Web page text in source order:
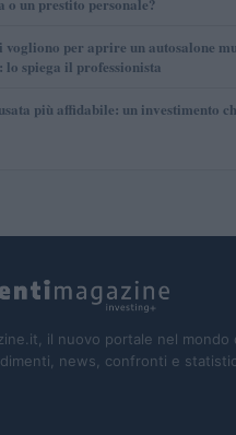
vogliono per aprire un autosalone
lo spiega il professionista
più affidabile: un investimento
il nuovo portale nel mondo
news, confronti e